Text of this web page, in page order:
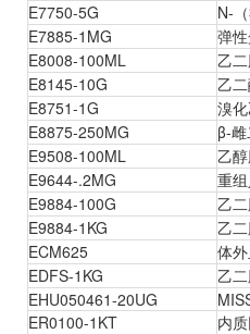
E7750-5G
N-
E7885-1MG
弹
E8008-100ML
乙
E8145-10G
乙
E8751-1G
溴
E8875-250MG
β-
E9508-100ML
乙
E9644-.2MG
重
E9884-100G
乙
E9884-1KG
乙
ECM625
体
EDFS-1KG
乙
EHU050461-20UG
ER0100-1KT
内